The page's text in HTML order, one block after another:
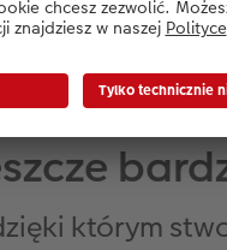
którym